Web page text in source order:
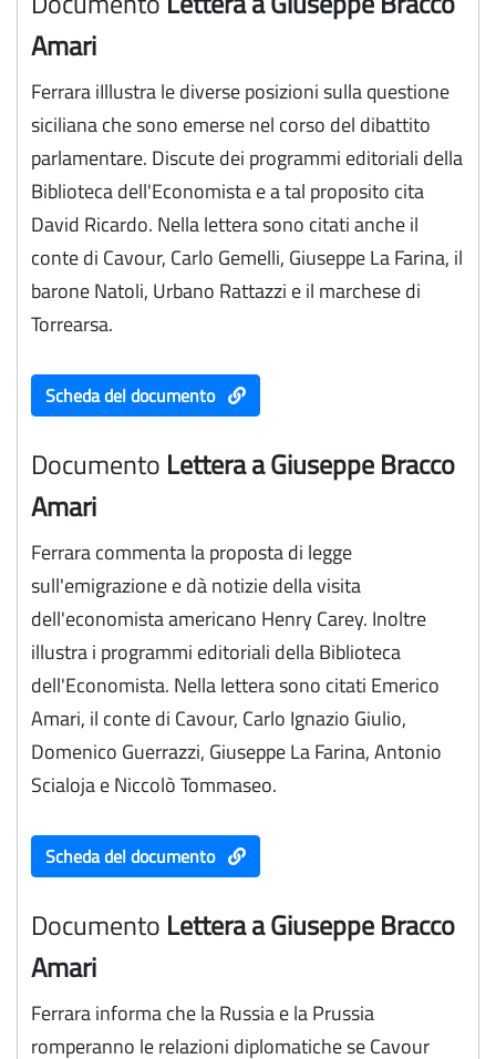
Amari
Ferrara iIllustra le diverse posizioni sulla questione
siciliana che sono emerse nel corso del dibattito
parlamentare. Discute dei programmi editoriali della
Biblioteca dell'Economista e a tal proposito cita
David Ricardo. Nella lettera sono citati anche il
conte di Cavour, Carlo Gemelli, Giuseppe La Farina, il
barone Natoli, Urbano Rattazzi e il marchese di
Torrearsa.
Scheda del documento
Documento Lettera a Giuseppe Bracco
Amari
Ferrara commenta la proposta di legge
sull'emigrazione e dà notizie della visita
dell'economista americano Henry Carey. Inoltre
illustra i programmi editoriali della Biblioteca
dell'Economista. Nella lettera sono citati Emerico
Amari, il conte di Cavour, Carlo Ignazio Giulio,
Domenico Guerrazzi, Giuseppe La Farina, Antonio
Scialoja e Niccolò Tommaseo.
Scheda del documento
Documento Lettera a Giuseppe Bracco
Amari
Ferrara informa che la Russia e la Prussia
romperanno le relazioni diplomatiche se Cavour